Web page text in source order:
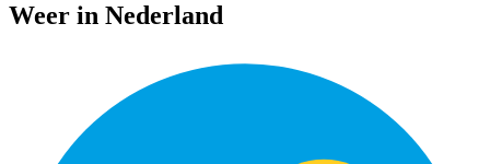
Weer in Nederland